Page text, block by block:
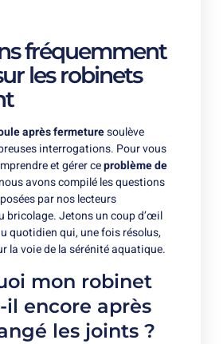
fréquemment
les robinets
après fermeturesoulève
interrogations. Pour vous
et gérer ceproblème de
avons compilé les questions
par nos lecteurs
bricolage. Jetons un coup d’œil
quotidien qui, une fois résolus,
la voie de la sérénité aquatique.
mon robinet
encore après
les joints ?